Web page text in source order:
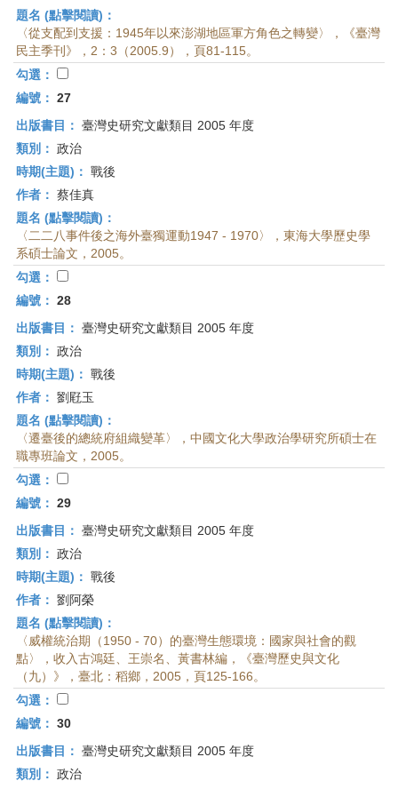
題名 (點擊閱讀)：
〈從支配到支援：1945年以來澎湖地區軍方角色之轉變〉，《臺灣
民主季刊》，2：3（2005.9），頁81-115。
勾選：
編號： 27
出版書目： 臺灣史研究文獻類目 2005 年度
類別： 政治
時期(主題)： 戰後
作者： 蔡佳真
題名 (點擊閱讀)：
〈二二八事件後之海外臺獨運動1947 - 1970〉，東海大學歷史學
系碩士論文，2005。
勾選：
編號： 28
出版書目： 臺灣史研究文獻類目 2005 年度
類別： 政治
時期(主題)： 戰後
作者： 劉屘玉
題名 (點擊閱讀)：
〈遷臺後的總統府組織變革〉，中國文化大學政治學研究所碩士在
職專班論文，2005。
勾選：
編號： 29
出版書目： 臺灣史研究文獻類目 2005 年度
類別： 政治
時期(主題)： 戰後
作者： 劉阿榮
題名 (點擊閱讀)：
〈威權統治期（1950 - 70）的臺灣生態環境：國家與社會的觀
點〉，收入古鴻廷、王崇名、黃書林編，《臺灣歷史與文化
（九）》，臺北：稻鄉，2005，頁125-166。
勾選：
編號： 30
出版書目： 臺灣史研究文獻類目 2005 年度
類別： 政治